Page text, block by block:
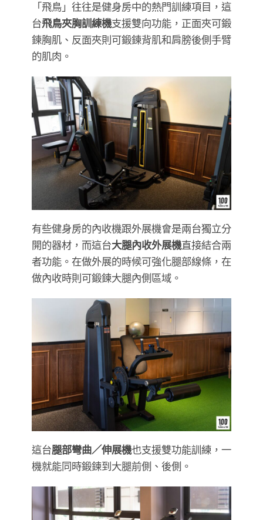
「飛鳥」往往是健身房中的熱門訓練項目，這
台飛鳥夾胸訓練機支援雙向功能，正面夾可鍛
鍊胸肌、反面夾則可鍛鍊背肌和肩膀後側手臂
的肌肉。
有些健身房的內收機跟外展機會是兩台獨立分
開的器材，而這台大腿內收外展機直接結合兩
者功能。在做外展的時候可強化腿部線條，在
做內收時則可鍛鍊大腿內側區域。
這台腿部彎曲／伸展機也支援雙功能訓練，一
機就能同時鍛鍊到大腿前側、後側。